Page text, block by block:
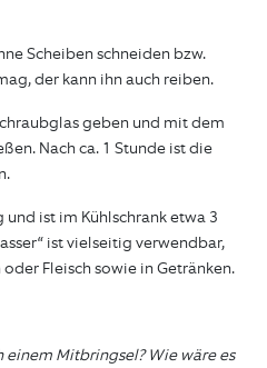
Scheiben schneiden bzw.
der kann ihn auch reiben.
geben und mit dem
Nach ca. 1 Stunde ist die
ist im Kühlschrank etwa 3
ist vielseitig verwendbar,
oder Fleisch sowie in Getränken.
einem Mitbringsel? Wie wäre es